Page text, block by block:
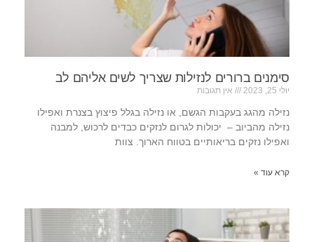
סימנים ברורים לנזילות שצריך לשים אליהם לב
יולי 25, 2023 אין תגובות
נזילה מהגג בעקבות הגשם, או נזילה בגלל פיצוץ בצנרת ואפילו
נזילה מהביוב – יכולות לגרום לנזקים כבדים לרכוש, למבנה
ואפילו נזקים בריאותיים בטווח הארוך. צוות
קרא עוד »